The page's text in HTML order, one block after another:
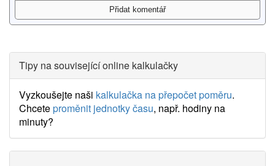
Tipy na související online kalkulačky
Vyzkoušejte naši kalkulačka na přepočet poměru.
Chceteproměnit jednotky času, např. hodiny na
minuty?